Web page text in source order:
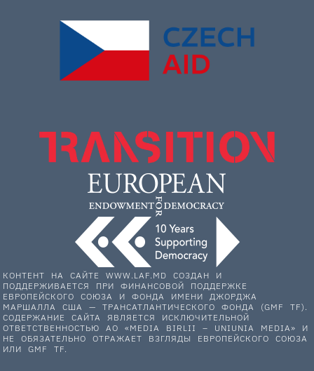
КОНТЕНТ НА САЙТЕ WWW.LAF.MD СОЗДАН И
ПОДДЕРЖИВАЕТСЯ ПРИ ФИНАНСОВОЙ ПОДДЕРЖКЕ
ЕВРОПЕЙСКОГО СОЮЗА И ФОНДА ИМЕНИ ДЖОРДЖА
МАРШАЛЛА США — ТРАНСАТЛАНТИЧЕСКОГО ФОНДА (GMF TF).
СОДЕРЖАНИЕ САЙТА ЯВЛЯЕТСЯ ИСКЛЮЧИТЕЛЬНОЙ
ОТВЕТСТВЕННОСТЬЮ АО «MEDIA BIRLII – UNIUNIA MEDIA» И
НЕ ОБЯЗАТЕЛЬНО ОТРАЖАЕТ ВЗГЛЯДЫ ЕВРОПЕЙСКОГО СОЮЗА
ИЛИ GMF TF.